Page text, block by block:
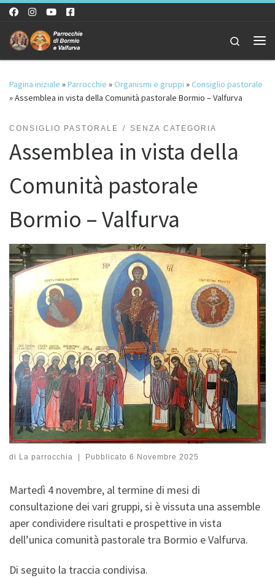
Passa al contenuto
Search
Pagina iniziale »Parrocchie »Organismi e gruppi »Consiglio pastorale
»Assemblea in vista della Comunità pastorale Bormio – Valfurva
CONSIGLIO PASTORALE SENZA CATEGORIA
Assemblea in vista della
Comunità pastorale
Bormio – Valfurva
di La parrocchia | Pubblicato 6 Novembre 2025
Martedì 4 novembre, al termine di mesi di
consultazione dei vari gruppi, si è vissuta una assemble
aper condividere risultati e prospettive in vista
dell’unica comunità pastorale tra Bormio e Valfurva.
Di seguito la traccia condivisa.